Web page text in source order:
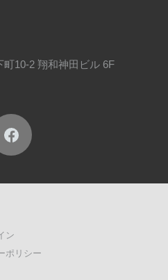
10-2 翔和神田ビル 6F
ン
ポリシー